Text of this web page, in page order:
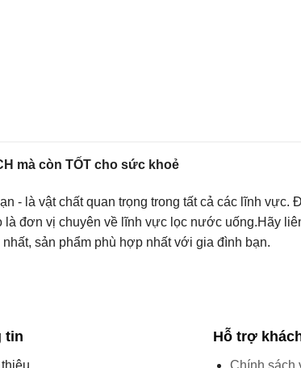
mà còn TỐT cho sức khoẻ
- là vật chất quan trọng trong tất cả các lĩnh vực.
đơn vị chuyên về lĩnh vực lọc nước uống.Hãy
sản phẩm phù hợp nhất với gia đình bạn.
tin Hỗ trợ
Chính sách